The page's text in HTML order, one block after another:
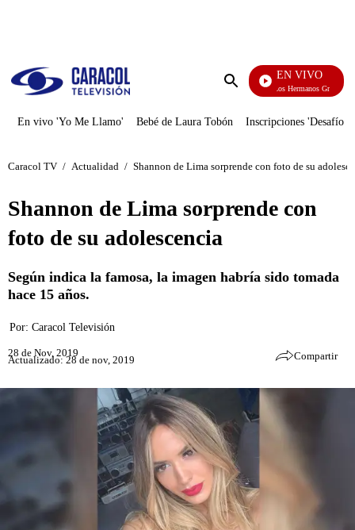
Enviar
EN VIVO
Cuentos De Los Hermanos Grimm
En vivo 'Yo Me Llamo' Bebé de Laura Tobón Inscripciones 'Desafío'
Caracol TV / Actualidad / Shannon de Lima sorprende con foto de su
Shannon de Lima sorprende con
foto de su adolescencia
Según indica la famosa, la imagen habría sido tomada
hace 15 años.
Por: Caracol Televisión
28 de Nov, 2019
Actualizado: 28 de nov, 2019 Compartir